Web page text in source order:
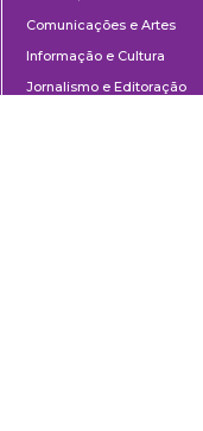
Comunicações e Artes
Informação e Cultura
Jornalismo e Editoração